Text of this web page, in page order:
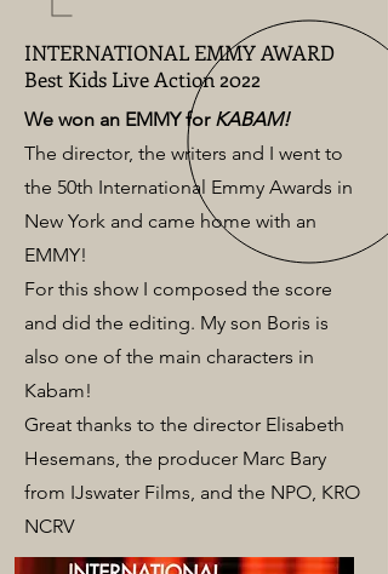
INTERNATIONAL EMMY AWARD
Best Kids Live Action 2022
We won an EMMY for KABAM!
The director, the writers and I went to
the 50th International Emmy Awards in
New York and came home with an
EMMY!
For this show I composed the score
and did the editing. My son Boris is
also one of the main characters in
Kabam!
Great thanks to the director Elisabeth
Hesemans, the producer Marc Bary
from IJswater Films, and the NPO, KRO
NCRV